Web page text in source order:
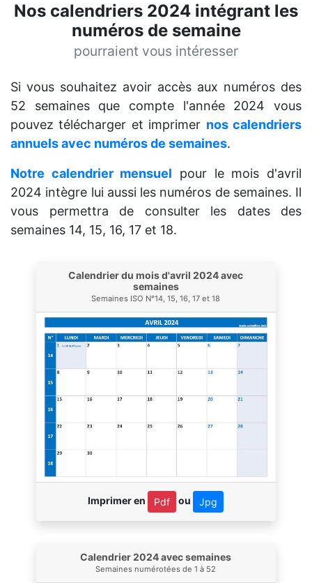
Nos calendriers 2024 intégrant les
numéros de semaine
pourraient vous intéresser
Si vous souhaitez avoir accès aux numéros des
52 semaines que compte l'année 2024 vous
pouvez télécharger et imprimer nos calendriers
annuels avec numéros de semaines.
Notre calendrier mensuel pour le mois d'avril
2024 intègre lui aussi les numéros de semaines. Il
vous permettra de consulter les dates des
semaines 14, 15, 16, 17 et 18.
Calendrier du mois d'avril 2024 avec
semaines
Semaines ISO N°14, 15, 16, 17 et 18
Imprimer en Pdf ou Jpg
Calendrier 2024 avec semaines
Semaines numérotées de 1 à 52